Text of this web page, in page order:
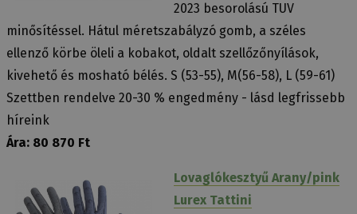
2023 besorolású TUV
minősítéssel. Hátul méretszabályzó gomb, a széles
ellenző körbe öleli a kobakot, oldalt szellőzőnyílások,
kivehető és mosható bélés. S (53-55), M(56-58), L (59-61)
Szettben rendelve 20-30 % engedmény - lásd legfrissebb
híreink
Ára: 80 870 Ft
Lovaglókesztyű Arany/pink
Lurex Tattini